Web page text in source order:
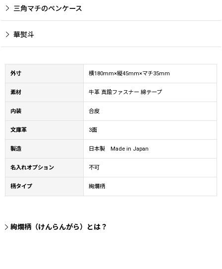
三角マチのペンケース
華熨斗
外寸 横180mm×縦45mm×マチ35mm
素材 牛革 真鍮ファスナー 綿テープ
内装 合皮
文庫革 3面
製造 日本製 Made in Japan
名入れオプション 不可
柄タイプ 絢爛柄
絢爛柄（けんらんがら）とは？